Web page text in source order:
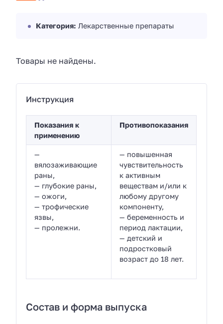
Категория: Лекарственные препараты
Товары не найдены.
Инструкция
Показания к
применению
Противопоказания
—
вялозаживающие
раны,
— глубокие раны,
— ожоги,
— трофические
язвы,
— пролежни.
— повышенная
чувствительность
к активным
веществам и/или к
любому другому
компоненту,
— беременность и
период лактации,
— детский и
подростковый
возраст до 18 лет.
Состав и форма выпуска